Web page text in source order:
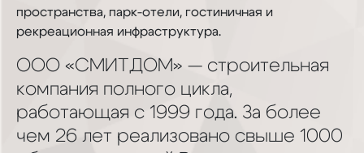
пространства, парк-отели, гостиничная и
рекреационная инфраструктура.
ООО «СМИТДОМ» — строительная
компания полного цикла,
работающая с 1999 года. За более
чем 26 лет реализовано свыше 1000